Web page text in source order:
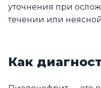
уточнения при
течении или
Как